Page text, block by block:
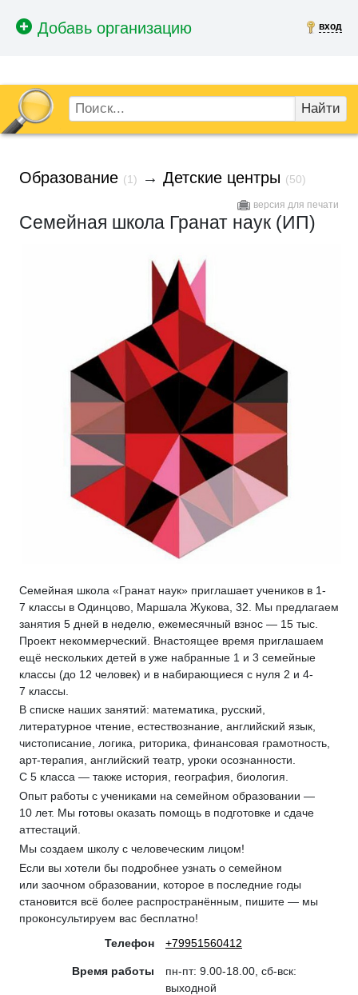
вход
Найти
Образование (1) → Детские центры (50)
версия для печати
Семейная школа Гранат наук (ИП)
Семейная школа «Гранат наук» приглашает учеников в 1-
7 классы в Одинцово, Маршала Жукова, 32. Мы предлагаем
занятия 5 дней в неделю, ежемесячный взнос — 15 тыс.
Проект некоммерческий. Внастоящее время приглашаем
ещё нескольких детей в уже набранные 1 и 3 семейные
классы (до 12 человек) и в набирающиеся с нуля 2 и 4-
7 классы.
В списке наших занятий: математика, русский,
литературное чтение, естествознание, английский язык,
чистописание, логика, риторика, финансовая грамотность,
арт-терапия, английский театр, уроки осознанности.
С 5 класса — также история, география, биология.
Опыт работы с учениками на семейном образовании —
10 лет. Мы готовы оказать помощь в подготовке и сдаче
аттестаций.
Мы создаем школу с человеческим лицом!
Если вы хотели бы подробнее узнать о семейном
или заочном образовании, которое в последние годы
становится всё более распространённым, пишите — мы
проконсультируем вас бесплатно!
Телефон
+79951560412
Время работы
пн-пт: 9.00-18.00, сб-вск:
выходной